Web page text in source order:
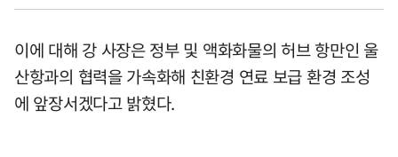
이에 대해 강 사장은 정부 및 액화화물의 허브 항만인 울
산항과의 협력을 가속화해 친환경 연료 보급 환경 조성
에 앞장서겠다고 밝혔다.